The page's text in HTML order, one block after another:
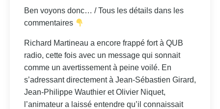
Ben voyons donc… / Tous les détails dans les
commentaires
Richard Martineau a encore frappé fort à QUB
radio, cette fois avec un message qui sonnait
comme un avertissement à peine voilé. En
s’adressant directement à Jean-Sébastien Girard,
Jean-Philippe Wauthier et Olivier Niquet,
l’animateur a laissé entendre qu’il connaissait